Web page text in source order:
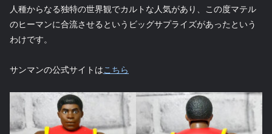
人種からなる独特の世界観でカルトな人気があり、この度マテル
のヒーマンに合流させるというビッグサプライズがあったという
わけです。
サンマンの公式サイトはこちら